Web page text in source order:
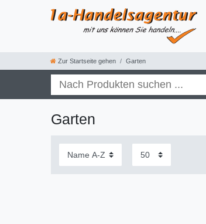
Zur Startseite gehen Garten
Garten